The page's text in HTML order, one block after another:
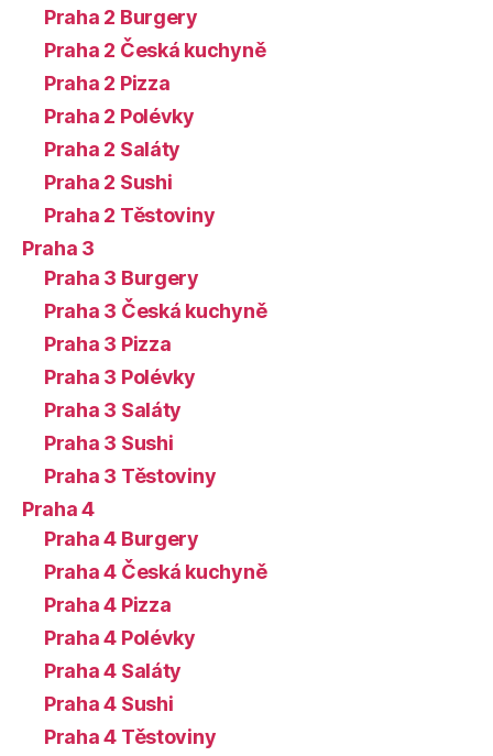
Praha 2 Burgery
Praha 2 Česká kuchyně
Praha 2 Pizza
Praha 2 Polévky
Praha 2 Saláty
Praha 2 Sushi
Praha 2 Těstoviny
Praha 3
Praha 3 Burgery
Praha 3 Česká kuchyně
Praha 3 Pizza
Praha 3 Polévky
Praha 3 Saláty
Praha 3 Sushi
Praha 3 Těstoviny
Praha 4
Praha 4 Burgery
Praha 4 Česká kuchyně
Praha 4 Pizza
Praha 4 Polévky
Praha 4 Saláty
Praha 4 Sushi
Praha 4 Těstoviny